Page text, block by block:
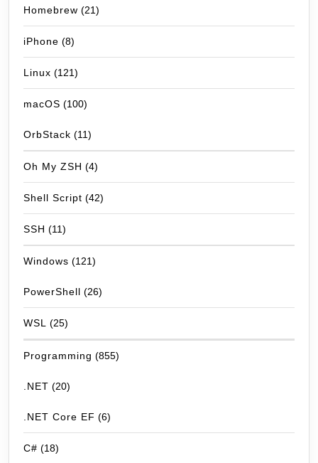
Homebrew (21)
iPhone (8)
Linux (121)
macOS (100)
OrbStack (11)
Oh My ZSH (4)
Shell Script (42)
SSH (11)
Windows (121)
PowerShell (26)
WSL (25)
Programming (855)
.NET (20)
.NET Core EF (6)
C# (18)